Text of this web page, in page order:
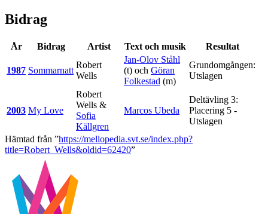
Bidrag
År Bidrag Artist Text och musik Resultat
1987 Sommarnatt
Robert
Wells
Jan-Olov Ståhl
(t) och Göran
Folkestad (m)
Grundomgången:
Utslagen
2003 My Love
Robert
Wells &
Sofia
Källgren
Marcos Ubeda
Deltävling 3:
Placering 5 -
Utslagen
Hämtad från ”https://mellopedia.svt.se/index.php?
title=Robert_Wells&oldid=62420”